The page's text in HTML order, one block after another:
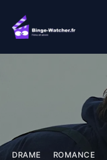
contenu
DRAME ROMANCE